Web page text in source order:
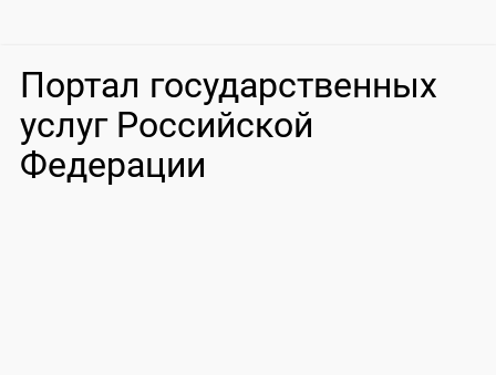
Портал государственных
услуг Российской
Федерации